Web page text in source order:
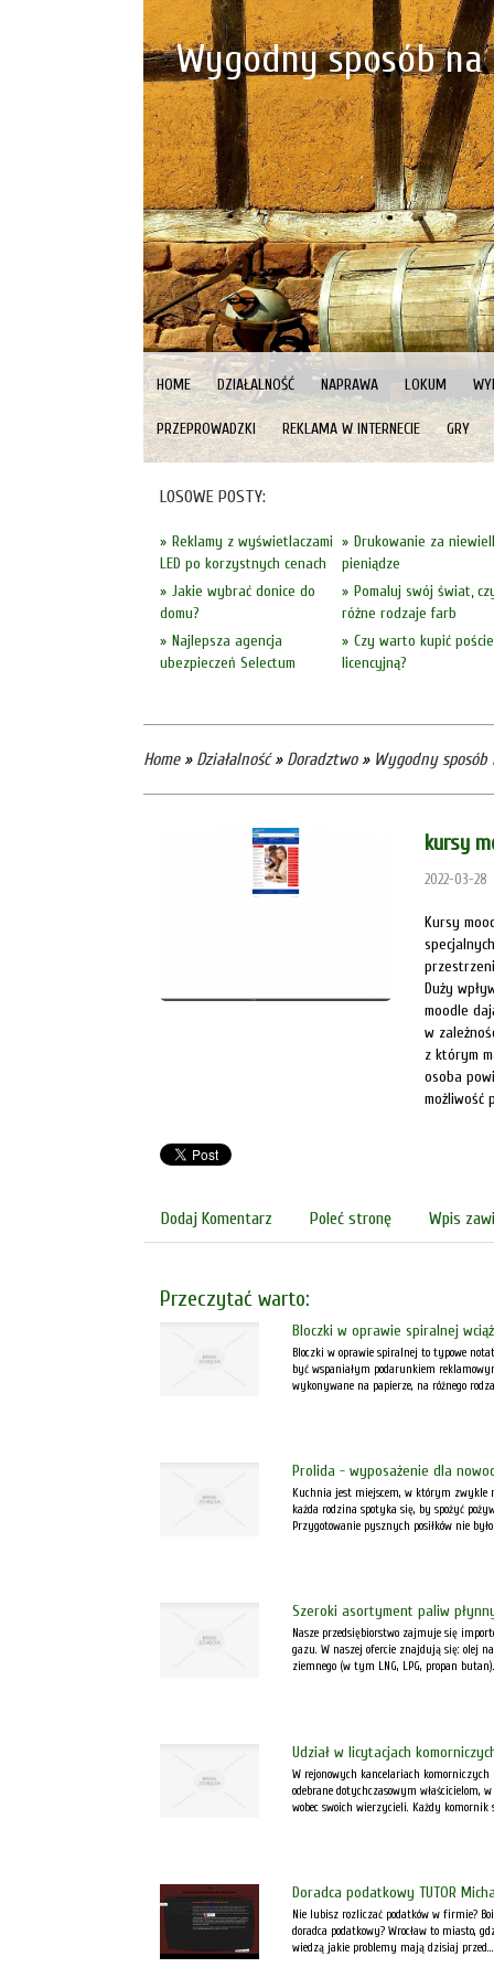
HOME DZIAŁALNOŚĆ NAPRAWA LOKUM
PRZEPROWADZKI REKLAMA W INTERNECIE GRY
Wygodny sposób
LOSOWE POSTY:
Drukowanie za
pieniądze
Reklamy z wyświetlaczami
LED po korzystnych cenach
Pomaluj swój świat,
różne rodzaje farb
Jakie wybrać donice do
domu?
Czy warto kupić
licencyjną?
Najlepsza agencja
ubezpieczeń Selectum
Home» Działalność» Doradztwo» Wygodny
kursy
2022-03-28
Kursy
Duży
moodle
w
z którym
osoba
możliwość
Dodaj Komentarz Poleć stronę Wpis
Przeczytać warto:
Bloczki w oprawie spiralnej
Bloczki w oprawie spiralnej to typowe
być wspaniałym podarunkiem
wykonywane na papierze, na różnego
Prolida - wyposażenie dla
Kuchnia jest miejscem, w którym zwykle
każda rodzina spotyka się, by spożyć
Przygotowanie pysznych posiłków nie
Szeroki asortyment paliw
Nasze przedsiębiorstwo zajmuje się
gazu. W naszej ofercie znajdują się: olej
ziemnego (w tym LNG, LPG, propan
Udział w licytacjach
W rejonowych kancelariach
odebrane dotychczasowym właścicielom,
wobec swoich wierzycieli. Każdy komornik
Doradca podatkowy TUTOR
Nie lubisz rozliczać podatków w firmie?
doradca podatkowy? Wrocław to miasto,
wiedzą jakie problemy mają dzisiaj przed...